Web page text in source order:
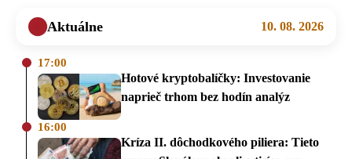
Aktuálne 10. 08. 2026
17:00
Hotové kryptobalíčky: Investovanie
naprieč trhom bez hodín analýz
16:00
Kríza II. dôchodkového piliera: Tieto